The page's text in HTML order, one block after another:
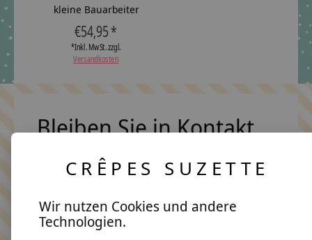
kleine Bauarbeiter
€54,95 *
*Inkl. MwSt. zzgl.
Versandkosten
Bleiben Sie in Kontakt
Keine Sorge, wir übertreiben es nicht
CRÊPES SUZETTE
Wir nutzen Cookies und andere
Technologien.